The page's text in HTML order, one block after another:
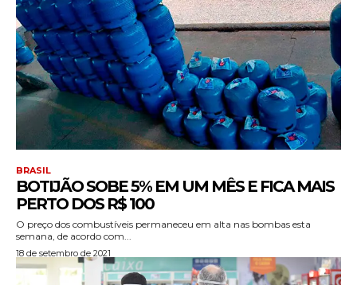
BRASIL
BOTIJÃO SOBE 5% EM UM MÊS E FICA MAIS
PERTO DOS R$ 100
O preço dos combustíveis permaneceu em alta nas bombas esta
semana, de acordo com...
18 de setembro de 2021